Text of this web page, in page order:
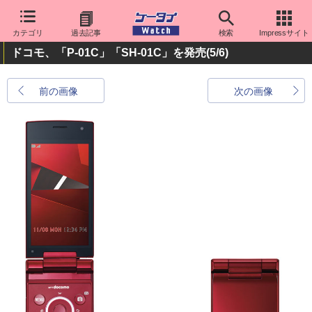
カテゴリ 過去記事 検索 Impressサイト
ドコモ、「P-01C」「SH-01C」を発売(5/6)
前の画像 次の画像